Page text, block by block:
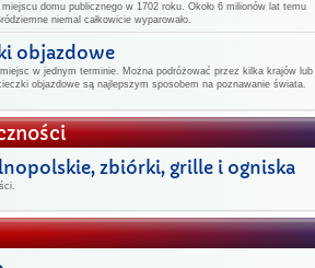
domu publicznego w 1702 roku. Około 6 milionów lat temu
niemal całkowicie wyparowało.
objazdowe
w jednym terminie. Można podróżować przez kilka krajów lub
objazdowe są najlepszym sposobem na poznawanie świata.
zbiórki, grille i ogniska